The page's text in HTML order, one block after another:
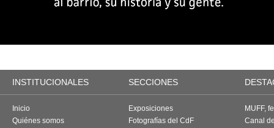
INSTITUCIONALES SECCIONES
Inicio
Quiénes somos
Exposiciones
Fotografías del CdF
MUFF,
Canal